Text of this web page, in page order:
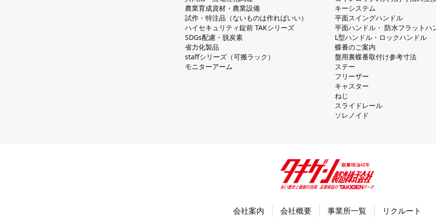
農業育成資材・農業設備
試作・特注品（ないものは作ればいい）
ハイセキュリティ錠前 TAKシリーズ
SDGs配慮・脱炭素
省力化製品
staffシリーズ（可搬ラック）
モニターアーム
キーシステム
平⾯スイングハンドル
平⾯ハンドル・ 防⽔フラットハ
L型ハンドル・ロックハンドル
蝶番のご案内
盤⽤裏蝶番取付け参考⼨法
ステー
フリーザー
キャスター
ねじ
スライドレール
ソレノイド
会社案内 会社概要 事業所一覧 リクルート